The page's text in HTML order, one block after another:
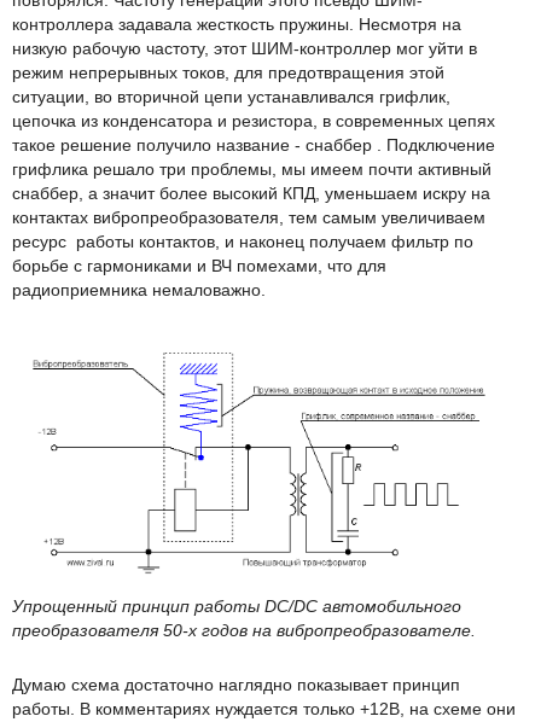
контроллера задавала жесткость пружины. Несмотря на
низкую рабочую частоту, этот ШИМ-контроллер мог уйти в
режим непрерывных токов, для предотвращения этой
ситуации, во вторичной цепи устанавливался грифлик,
цепочка из конденсатора и резистора, в современных цепях
такое решение получило название - снаббер . Подключение
грифлика решало три проблемы, мы имеем почти активный
снаббер, а значит более высокий КПД, уменьшаем искру на
контактах вибропреобразователя, тем самым увеличиваем
ресурс работы контактов, и наконец получаем фильтр по
борьбе с гармониками и ВЧ помехами, что для
радиоприемника немаловажно.
Упрощенный принцип работы DC/DC автомобильного
преобразователя 50-х годов на вибропреобразователе.
Думаю схема достаточно наглядно показывает принцип
работы. В комментариях нуждается только +12В, на схеме они